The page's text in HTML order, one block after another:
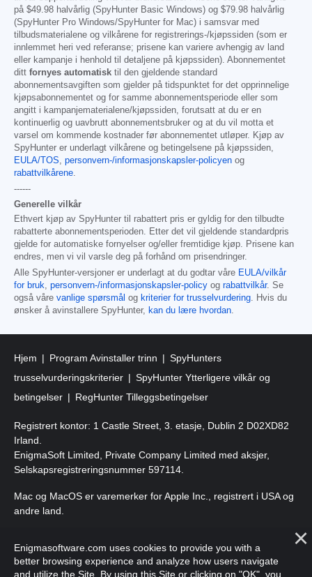
på $49.98 halvårlig (SpyHunter Basic Windows) og $79.98 halvårlig
(SpyHunter Pro Windows/SpyHunter for Mac) i samsvar med
tilbudsmaterialene og vilkårene for registrerings-/kjøpssiden (som er
innlemmet heri ved referanse; prisene kan variere avhengig av land
eller kampanje i henhold til detaljene på kjøpssiden). Abonnementet
ditt fornyes automatisk til den gjeldende standard
abonnementsavgiften som gjelder på tidspunktet for det opprinnelige
kjøpsabonnementet og for samme abonnementsperiode eller som
angitt i kampanjematerialene/kjøpssiden, forutsatt at du er en
kontinuerlig og uavbrutt abonnementsbruker og at du vil motta et
varsel om kommende kostnader før abonnementet utløper. Kjøp av
SpyHunter er underlagt vilkårene og betingelsene på kjøpssiden,
EULA/TOS, personvern-/informasjonskapsler-policyen og
rabattvilkårene.
------
Generelle vilkår
Ethvert kjøp av SpyHunter til rabattert pris er gyldig for den tilbudte
rabatterte abonnementsperioden. Etter det vil gjeldende standardpris
gjelde for automatiske fornyelser og/eller fremtidige kjøp. Prisene kan
endres, men vi vil varsle deg på forhånd om prisendringer.
Alle SpyHunter-versjoner er underlagt at du godtar våre EULA/vilkår
for bruk, personvern-/informasjonskapsler-policy og rabattvilkår. Se
også våre vanlige spørsmål og kriterier for trusselvurdering. Hvis du
ønsker å avinstallere SpyHunter, kan du lære hvordan.
Hjem Program Avinstaller trinn
SpyHunters
trusselvurderingskriterier
SpyHunter Ytterligere vilkår og
betingelser
RegHunter Tilleggsbetingelser
Registrert kontor: 1 Castle Street, 3. etasje, Dublin 2 D02XD82
Irland.
EnigmaSoft Limited, Private Company Limited med aksjer,
Selskapsregistreringsnummer 597114.
Mac og MacOS er varemerker for Apple Inc., registrert i USA og
andre land.
forbeholdt.
Enigmasoftware.com uses cookies to provide you with a
better browsing experience and analyze how users navigate
and utilize the Site. By using this Site or clicking on "OK", you